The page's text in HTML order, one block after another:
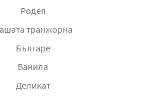
Родея
транжорна
Българе
Ванила
Деликат